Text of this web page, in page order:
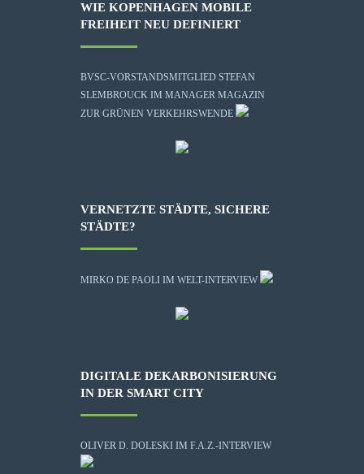
WIE KOPENHAGEN MOBILE
FREIHEIT NEU DEFINIERT
BVSC-VORSTANDSMITGLIED STEFAN
SLEMBROUCK IM MANAGER MAGAZIN
ZUR GRÜNEN VERKEHRSWENDE
VERNETZTE STÄDTE, SICHERE
STÄDTE?
MIRKO DE PAOLI IM WELT-INTERVIEW
DIGITALE DEKARBONISIERUNG
IN DER SMART CITY
OLIVER D. DOLESKI IM F.A.Z.-INTERVIEW